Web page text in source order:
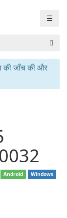
☰
की जाँच की और
Android
Windows